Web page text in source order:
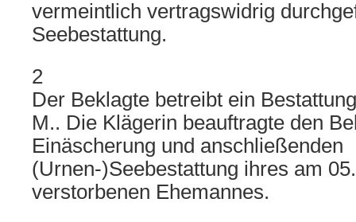
vermeintlich vertragswidrig
Seebestattung.
2
Der Beklagte betreibt ein
M.. Die Klägerin beauftragte den
Einäscherung und anschließenden
(Urnen-)Seebestattung ihres am
verstorbenen Ehemannes.